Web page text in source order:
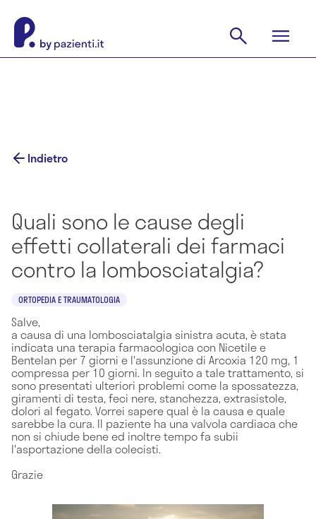
Indietro
Quali sono le cause degli
effetti collaterali dei farmaci
contro la lombosciatalgia?
ORTOPEDIA E TRAUMATOLOGIA
Salve,
a causa di una lombosciatalgia sinistra acuta, è stata
indicata una terapia farmacologica con Nicetile e
Bentelan per 7 giorni e l'assunzione di Arcoxia 120 mg, 1
compressa per 10 giorni. In seguito a tale trattamento, si
sono presentati ulteriori problemi come la spossatezza,
giramenti di testa, feci nere, stanchezza, extrasistole,
dolori al fegato. Vorrei sapere qual è la causa e quale
sarebbe la cura. Il paziente ha una valvola cardiaca che
non si chiude bene ed inoltre tempo fa subii
l'asportazione della colecisti.
Grazie